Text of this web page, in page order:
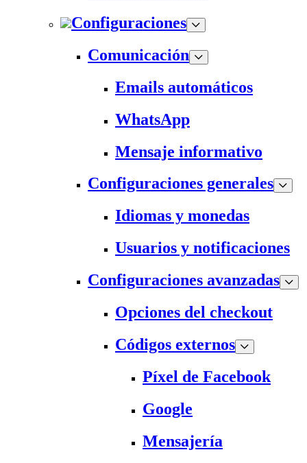
Configuraciones
Comunicación
Emails automáticos
WhatsApp
Mensaje informativo
Configuraciones generales
Idiomas y monedas
Usuarios y notificaciones
Configuraciones avanzadas
Opciones del checkout
Códigos externos
Píxel de Facebook
Google
Mensajería